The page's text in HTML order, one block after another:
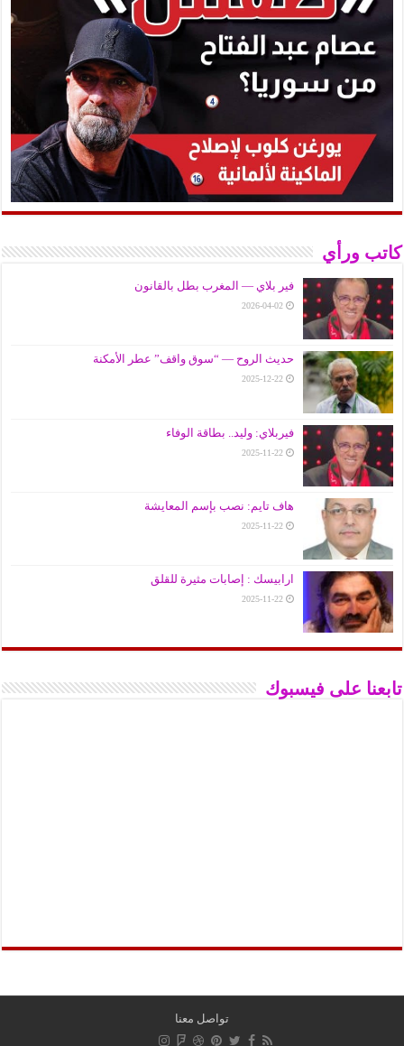
كاتب ورأي
فير بلاي — المغرب بطل بالقانون
2026-04-02
حديث الروح — “سوق واقف” عطر الأمكنة
2025-12-22
فيربلاي: وليد.. بطاقة الوفاء
2025-11-22
هاف تايم: نصب بإسم المعايشة
2025-11-22
ارابيسك : إصابات مثيرة للقلق
2025-11-22
تابعنا على فيسبوك
تواصل معنا